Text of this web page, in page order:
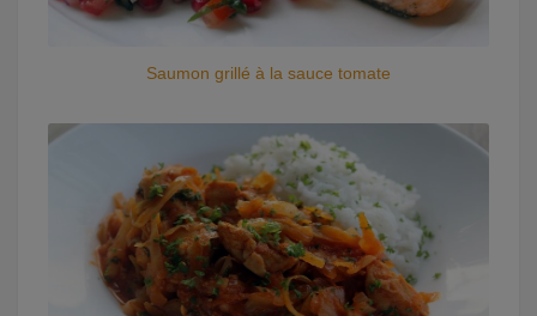
Saumon grillé à la sauce tomate